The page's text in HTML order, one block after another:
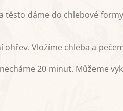
těsto dáme do chlebové
ohřev. Vložíme chleba a
20 minut. Můžeme